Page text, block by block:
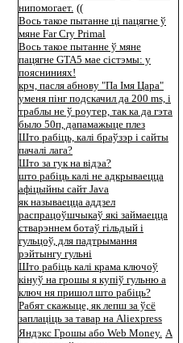
нипомогает. ((
Вось такое пытанне ці пацягне ў
мяне Far Cry Primal
Вось такое пытанне ў мяне
пацягне GTA5 мае сістэмы: у
поясниниях!
крч, пасля абнову "Па Імя Цара"
уменя пінг подскачил да 200 ms, і
траблы не ў роутер, так ка да гэта
было 50п, дапамажыце плез
Што рабіць, калі браўзэр і сайты
пачалі лага?
Што за гук на відэа?
што рабіць калі не адкрываецца
афіцыйны сайт Java
як называецца аддзел
распрацоўшчыкаў які займаецца
стварэннем ботаў гільдый і
гульцоў, для падтрымання
рэйтынгу гульні
Што рабіць калі крама ключоў
кінуў на грошы я купіў гульню а
ключ ня пришол што рабіць?
Рабят скажыце, як лепш за ўсё
заплаціць за тавар на Aliexpress
Яндэкс Грошы або Web Money. А